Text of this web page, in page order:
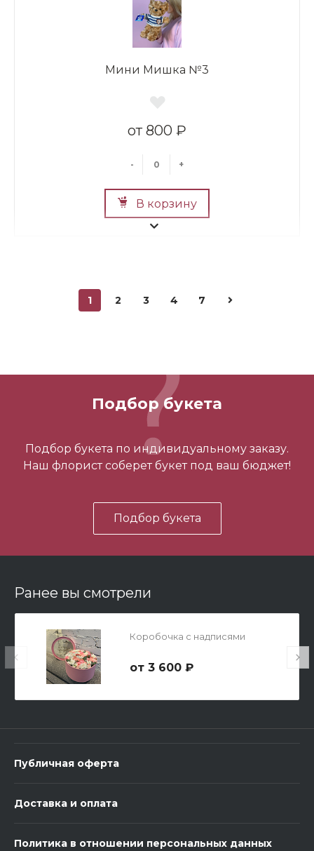
Мини Мишка №3
800 ₽
- +
В корзину
700 ₽
В корзину
Мишка Мини №1
В корзину
1 2 3 4 7
Подбор букета
Подбор букета по индивидуальному заказу.
Наш флорист соберет букет под ваш бюджет!
Подбор букета
Ранее вы смотрели
Коробочка с надписями
3 600 ₽
Публичная оферта
Доставка и оплата
Политика в отношении персональных данных